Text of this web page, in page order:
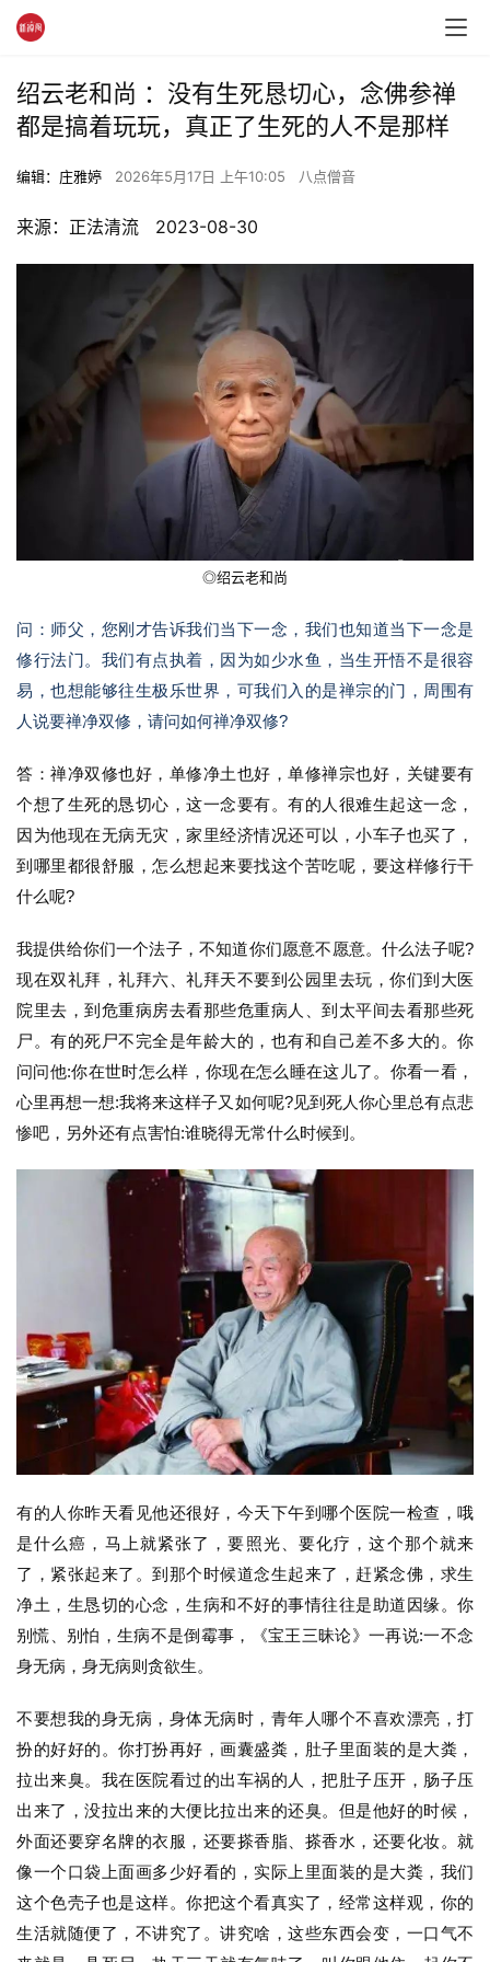
讯
八
僧
音
高
僧
访
谈
绍云老和尚 ：没有生死恳切心，念佛参禅
都是搞着玩玩，真正了生死的人不是那样
编辑：庄雅婷 2026年5月17日 上午10:05 八点僧音
来源：正法清流   2023-08-30
◎绍云老和尚
问：师父，您刚才告诉我们当下一念，我们也知道当下一念是
修行法门。我们有点执着，因为如少水鱼，当生开悟不是很容
易，也想能够往生极乐世界，可我们入的是禅宗的门，周围有
人说要禅净双修，请问如何禅净双修?
答：禅净双修也好，单修净土也好，单修禅宗也好，关键要有
个想了生死的恳切心，这一念要有。有的人很难生起这一念，
因为他现在无病无灾，家里经济情况还可以，小车子也买了，
到哪里都很舒服，怎么想起来要找这个苦吃呢，要这样修行干
什么呢?
我提供给你们一个法子，不知道你们愿意不愿意。什么法子呢?
现在双礼拜，礼拜六、礼拜天不要到公园里去玩，你们到大医
院里去，到危重病房去看那些危重病人、到太平间去看那些死
尸。有的死尸不完全是年龄大的，也有和自己差不多大的。你
问问他:你在世时怎么样，你现在怎么睡在这儿了。你看一看，
心里再想一想:我将来这样子又如何呢?见到死人你心里总有点悲
惨吧，另外还有点害怕:谁晓得无常什么时候到。
有的人你昨天看见他还很好，今天下午到哪个医院一检查，哦
是什么癌，马上就紧张了，要照光、要化疗，这个那个就来
了，紧张起来了。到那个时候道念生起来了，赶紧念佛，求生
净土，生恳切的心念，生病和不好的事情往往是助道因缘。你
别慌、别怕，生病不是倒霉事，《宝王三昧论》一再说:一不念
身无病，身无病则贪欲生。
不要想我的身无病，身体无病时，青年人哪个不喜欢漂亮，打
扮的好好的。你打扮再好，画囊盛粪，肚子里面装的是大粪，
拉出来臭。我在医院看过的出车祸的人，把肚子压开，肠子压
出来了，没拉出来的大便比拉出来的还臭。但是他好的时候，
外面还要穿名牌的衣服，还要搽香脂、搽香水，还要化妆。就
像一个口袋上面画多少好看的，实际上里面装的是大粪，我们
这个色壳子也是这样。你把这个看真实了，经常这样观，你的
生活就随便了，不讲究了。讲究啥，这些东西会变，一口气不